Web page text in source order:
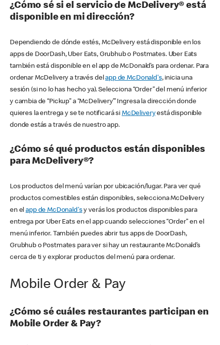
¿Cómo sé si el servicio de McDelivery® está
disponible en mi dirección?
Dependiendo de dónde estés, McDelivery está disponible en los
apps de DoorDash, Uber Eats, Grubhub o Postmates. Uber Eats
también está disponible en el app de McDonald’s para ordenar. Para
ordenar McDelivery a través delapp de McDonald's, inicia una
sesión (si no lo has hecho ya). Selecciona “Order” del menú inferior
y cambia de “Pickup” a “McDelivery’” Ingresa la dirección donde
quieres la entrega y se te notificará si McDeliveryestá disponible
donde estás a través de nuestro app.
¿Cómo sé qué productos están disponibles
para McDelivery®?
Los productos del menú varían por ubicación/lugar. Para ver qué
productos comestibles están disponibles, selecciona McDelivery
en elapp de McDonald'sy verás los productos disponibles para
entrega por Uber Eats en el app cuando selecciones “Order” en el
menú inferior. También puedes abrir tus apps de DoorDash,
Grubhub o Postmates para ver si hay un restaurante McDonald’s
cerca de ti y explorar productos del menú para ordenar.
Mobile Order & Pay
¿Cómo sé cuáles restaurantes participan en
Mobile Order & Pay?